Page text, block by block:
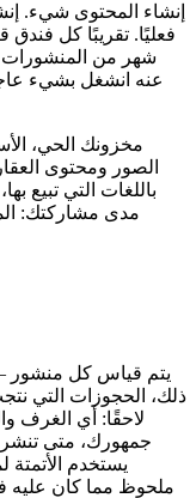
إنشاء المحتوى شيء.
فعليًا. تقريبًا كل
شهر من
عنه انشغل بشيء
الصور ومحتوى
باللغات التي تبيع
مدى مشاركتك:
يتم قياس كل منشور —
ذلك، الحجوزات التي
لاحقًا: أي الغرف
جمهورك، متى
يستخدم
ملحوظ مما كان عليه